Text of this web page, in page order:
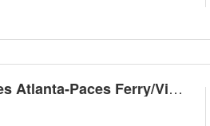
La Quinta Inn & Suites Atlanta-Paces Ferry/Vinings